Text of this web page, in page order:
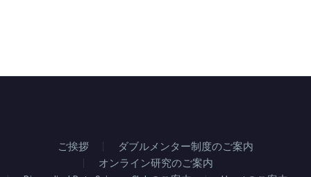
ご挨拶
ダブルメンター制度のご案内
オンライン研究のご案内